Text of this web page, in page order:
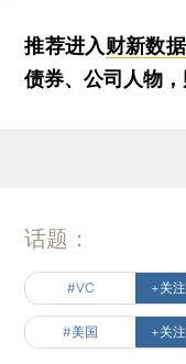
推荐进入财新数
债券、公司人物，
话题：
#VC +关注
#美国 +关注